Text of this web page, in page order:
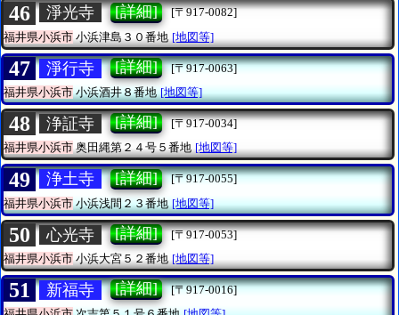
46 淨光寺 [詳細]
[〒917-0082]
福井県小浜市 小浜津島３０番地 [地図等]
47 淨行寺 [詳細]
[〒917-0063]
福井県小浜市小浜酒井８番地 [地図等]
48 浄証寺 [詳細]
[〒917-0034]
福井県小浜市奥田縄第２４号５番地 [地図等]
49 浄土寺 [詳細]
[〒917-0055]
福井県小浜市小浜浅間２３番地 [地図等]
50 心光寺 [詳細]
[〒917-0053]
福井県小浜市小浜大宮５２番地 [地図等]
51 新福寺 [詳細]
[〒917-0016]